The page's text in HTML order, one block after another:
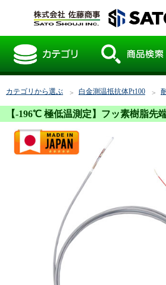
カテゴリから選ぶ 白金測温抵抗体Pt100
【-196℃ 極低温測定】フッ素樹脂先